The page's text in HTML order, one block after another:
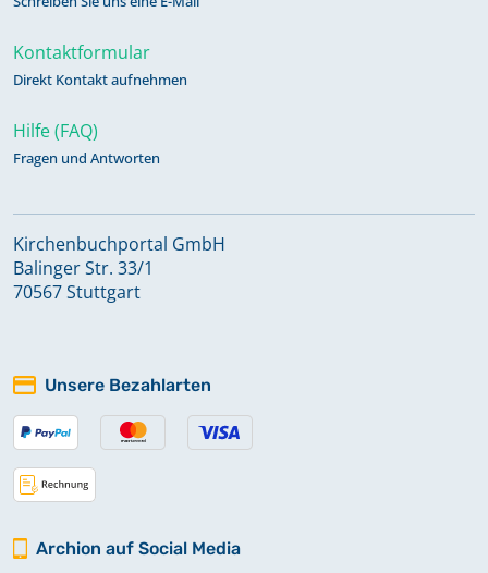
Kontaktformular
Direkt Kontakt aufnehmen
Hilfe (FAQ)
Fragen und Antworten
Kirchenbuchportal GmbH
Balinger Str. 33/1
70567 Stuttgart
Unsere Bezahlarten
Archion auf Social Media